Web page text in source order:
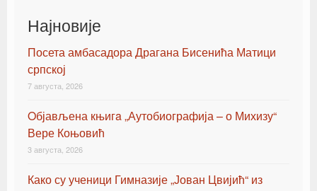
Најновије
Посета амбасадора Драгана Бисенића Матици
српској
7 августа, 2026
Oбјављена књигa „Аутобиографија – о Михизу“
Вере Коњовић
3 августа, 2026
Како су ученици Гимназије „Јован Цвијић“ из